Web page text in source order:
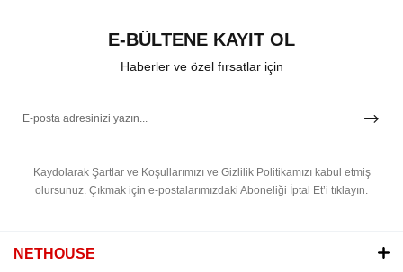
E-BÜLTENE KAYIT OL
Haberler ve özel fırsatlar için
Kaydolarak Şartlar ve Koşullarımızı ve Gizlilik Politikamızı kabul etmiş
olursunuz. Çıkmak için e-postalarımızdaki Aboneliği İptal Et’i tıklayın.
NETHOUSE